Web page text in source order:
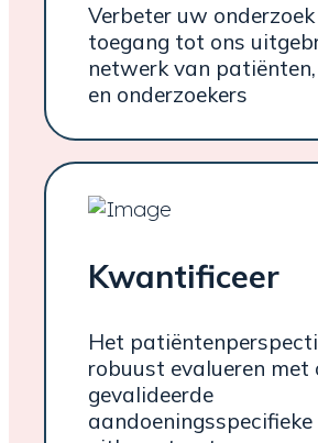
Verbeter uw
toegang tot ons
netwerk van
en onderzoekers
Kwantificeer
Het
robuust evalueren met
gevalideerde
aandoeningsspecifieke